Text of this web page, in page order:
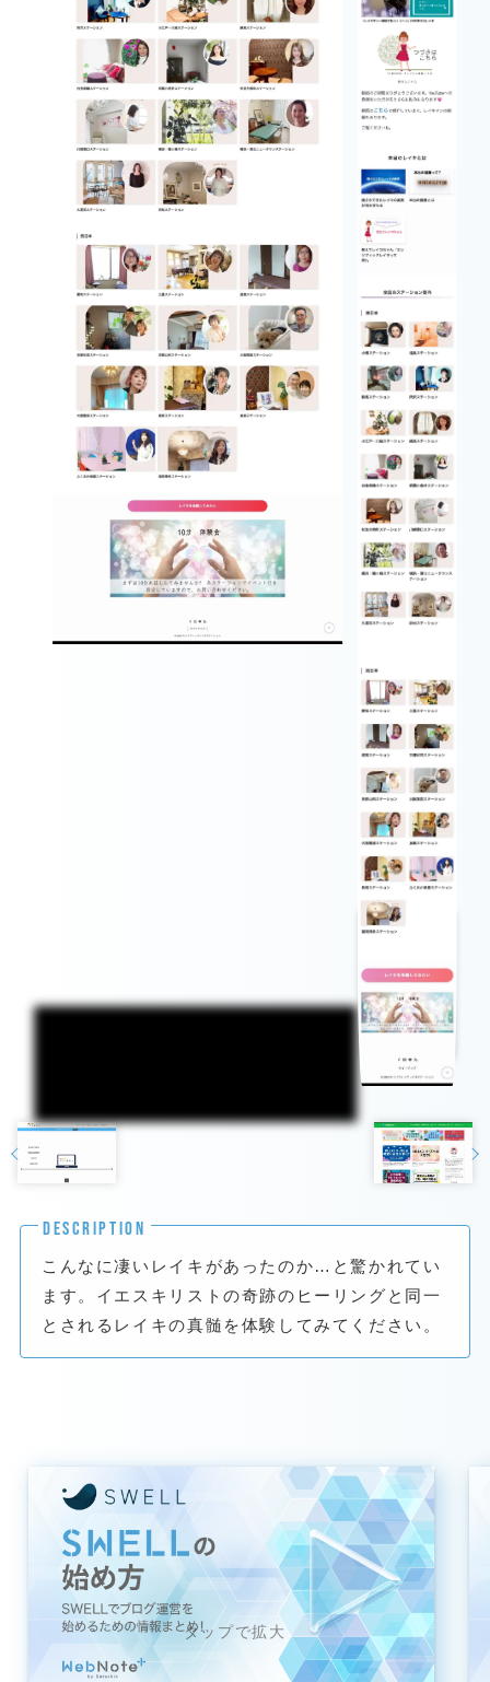
DESCRIPTION
こんなに凄いレイキがあったのか…と驚かれてい
ます。イエスキリストの奇跡のヒーリングと同一
とされるレイキの真髄を体験してみてください。